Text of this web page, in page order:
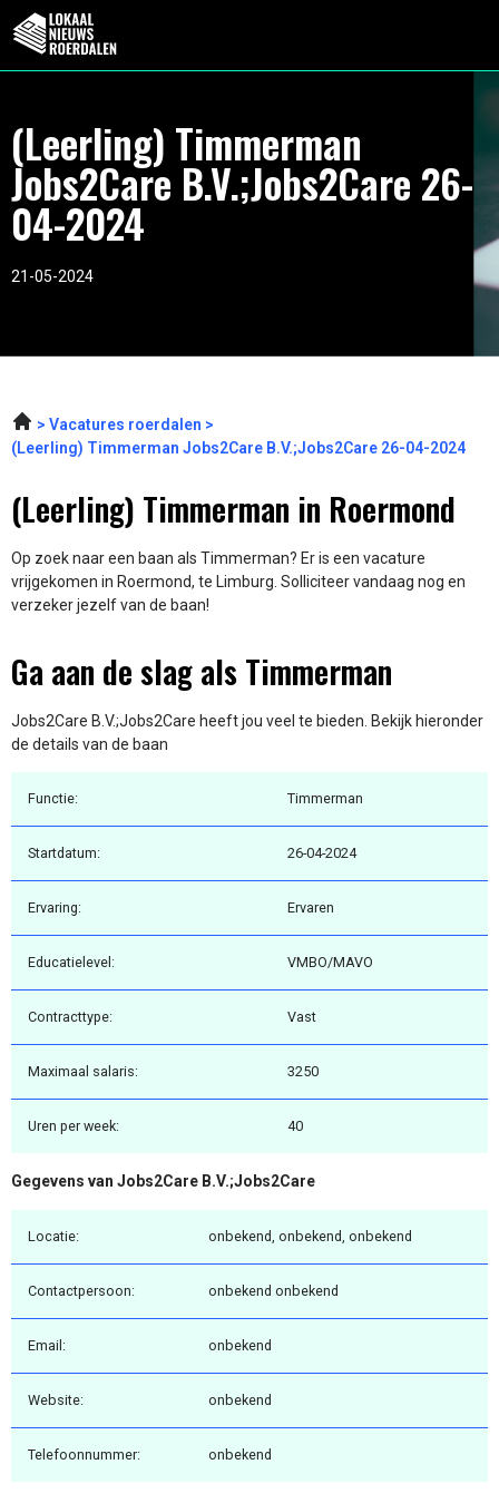
(Leerling) Timmerman
Jobs2Care B.V.;Jobs2Care 26-
04-2024
21-05-2024
Vacatures roerdalen
(Leerling) Timmerman Jobs2Care B.V.;Jobs2Care 26-04-2024
(Leerling) Timmerman in Roermond
Op zoek naar een baan als Timmerman? Er is een vacature
vrijgekomen in Roermond, te Limburg. Solliciteer vandaag nog en
verzeker jezelf van de baan!
Ga aan de slag als Timmerman
Jobs2Care B.V.;Jobs2Care heeft jou veel te bieden. Bekijk hieronder
de details van de baan
Functie: Timmerman
Startdatum: 26-04-2024
Ervaring: Ervaren
Educatielevel: VMBO/MAVO
Contracttype: Vast
Maximaal salaris: 3250
Uren per week: 40
Gegevens van Jobs2Care B.V.;Jobs2Care
Locatie: onbekend, onbekend, onbekend
Contactpersoon: onbekend onbekend
Email: onbekend
Website: onbekend
Telefoonnummer: onbekend